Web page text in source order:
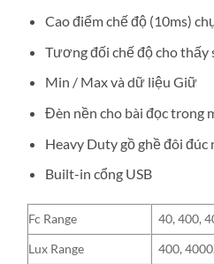
Cao điểm chế độ (10ms)
Tương đối chế độ cho thấy
Min / Max và dữ liệu Giữ
Đèn nền cho bài đọc trong
Heavy Duty gồ ghề đôi đúc
Built-in cổng USB
Fc Range
40, 400,
Lux Range
400,